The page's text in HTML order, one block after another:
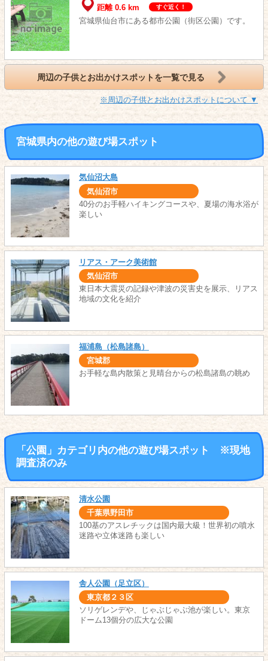
距離 0.6 km
すぐ近く！
宮城県仙台市にある都市公園（街区公園）です。
周辺の子供とお出かけスポットを一覧で見る
※周辺の子供とお出かけスポットについて ▼
宮城県内の他の遊び場スポット
気仙沼大島
気仙沼市
40分のお手軽ハイキングコースや、夏場の海水浴が
楽しい
リアス・アーク美術館
気仙沼市
東日本大震災の記録や津波の災害史を展示、リアス
地域の文化を紹介
福浦島（松島諸島）
宮城郡
お手軽な島内散策と見晴台からの松島諸島の眺め
「公園」カテゴリ内の他の遊び場スポット ※現地
調査済のみ
清水公園
千葉県野田市
100基のアスレチックは国内最大級！世界初の噴水
迷路や立体迷路も楽しい
舎人公園（足立区）
東京都２３区
ソリゲレンデや、じゃぶじゃぶ池が楽しい。東京
ドーム13個分の広大な公園